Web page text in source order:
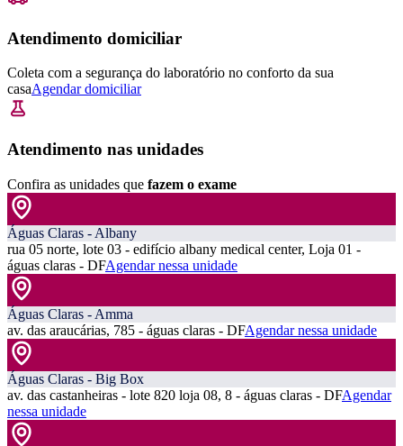
Atendimento domiciliar
Coleta com a segurança do laboratório no conforto da sua
casaAgendar domiciliar
Atendimento nas unidades
Confira as unidades que fazem o exame
Águas Claras - Albany
rua 05 norte, lote 03 - edifício albany medical center, Loja 01 -
águas claras - DFAgendar nessa unidade
Águas Claras - Amma
av. das araucárias, 785 - águas claras - DFAgendar nessa unidade
Águas Claras - Big Box
av. das castanheiras - lote 820 loja 08, 8 - águas claras - DFAgendar
nessa unidade